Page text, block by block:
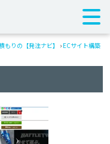
りの【発注ナビ】 › ECサイト構築